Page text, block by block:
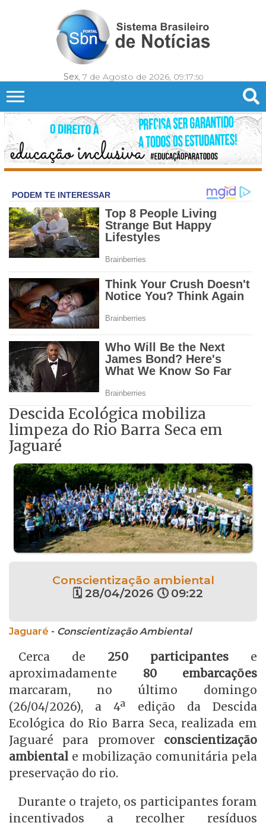
Sex, 7 de Agosto de 2026, 09:17:52
Descida Ecológica mobiliza
limpeza do Rio Barra Seca em
Jaguaré
Conscientização ambiental
🗓 28/04/2026 🕔 09:22
Jaguaré - Conscientização Ambiental
Cerca de 250 participantes e
aproximadamente 80 embarcações
marcaram, no último domingo
(26/04/2026), a 4ª edição da Descida
Ecológica do Rio Barra Seca, realizada em
Jaguaré para promoverconscientização
ambiental e mobilização comunitária pela
preservação do rio.
Durante o trajeto, os participantes foram
incentivados a recolher resíduos